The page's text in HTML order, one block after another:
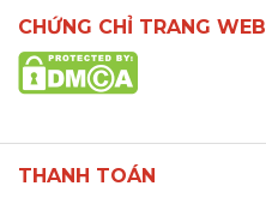
CHỨNG CHỈ TRANG WEB
THANH TOÁN